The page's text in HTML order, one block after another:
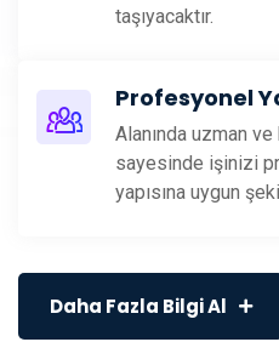
taşıyacaktır.
Profesyonel
Alanında uzman
sayesinde işinizi
yapısına uygun
Daha Fazla Bilgi Al